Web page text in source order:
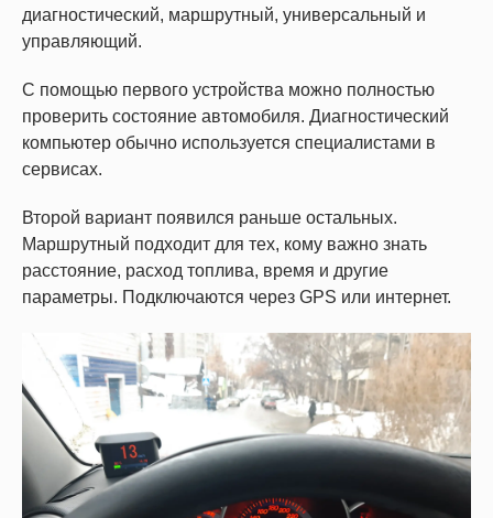
диагностический, маршрутный, универсальный и
управляющий.
С помощью первого устройства можно полностью
проверить состояние автомобиля. Диагностический
компьютер обычно используется специалистами в
сервисах.
Второй вариант появился раньше остальных.
Маршрутный подходит для тех, кому важно знать
расстояние, расход топлива, время и другие
параметры. Подключаются через GPS или интернет.